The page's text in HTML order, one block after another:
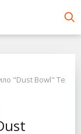
"Dust Bowl"